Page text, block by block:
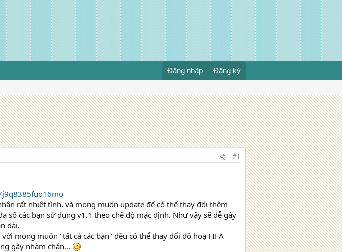
Đăng nhập Đăng ký
#1
rất nhiệt tình, và mong muốn update để có thể thay đổi thêm
số các bạn sử dụng v1.1 theo chế độ mặc định. Như vậy sẽ dễ gây
dài.
mong muốn "tất cả các bạn" đều có thể thay đổi đồ hoạ FIFA
gây nhàm chán...